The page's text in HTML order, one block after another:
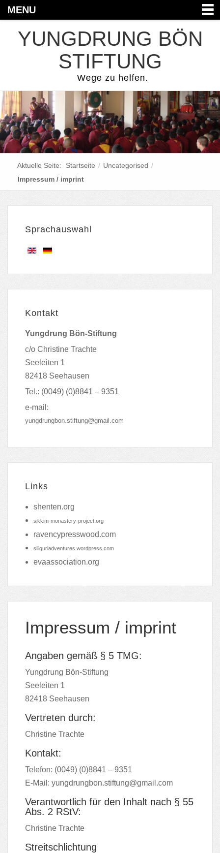
MENU
YUNGDRUNG BÖN
STIFTUNG
Wege zu helfen.
Aktuelle Seite: Startseite / Uncategorised /
Impressum / imprint
Sprachauswahl
Kontakt
Yungdrung Bön-Stiftung
c/o Christine Trachte
Seeleiten 1
82418 Seehausen
Tel.: (0049) (0)8841 – 9351
e-mail:
yungdrungbon.stiftung@gmail.com
Links
shenten.org
sikkim-monastery-project.org
ravencypresswood.com
siliguriadventures.wordpress.com
evaassociation.org
Impressum / imprint
Angaben gemäß § 5 TMG:
Yungdrung Bön-Stiftung
Seeleiten 1
82418 Seehausen
Vertreten durch:
Christine Trachte
Kontakt:
Telefon: (0049) (0)8841 – 9351
E-Mail: yungdrungbon.stiftung@gmail.com
Verantwortlich für den Inhalt nach § 55
Abs. 2 RStV:
Christine Trachte
Streitschlichtung